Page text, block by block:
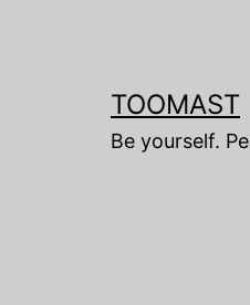
TOOMAST
Be yourself.